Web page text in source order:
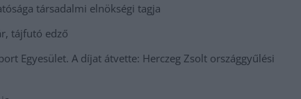
társadalmi elnökségi tagja
tájfutó edző
Egyesület. A díjat átvette: Herczeg Zsolt országgyűlési